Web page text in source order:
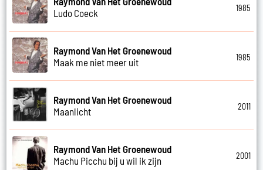
Ludo Coeck
1985
Raymond Van Het Groenewoud
Maak me niet meer uit
1985
Raymond Van Het Groenewoud
Maanlicht
2011
Raymond Van Het Groenewoud
Machu Picchu bij u wil ik zijn
2001